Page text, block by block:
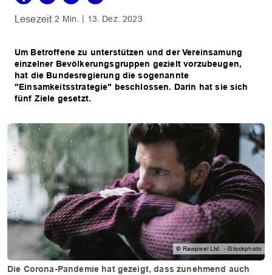
2 Min. 13. Dez. 2023
Um Betroffene zu unterstützen und der Vereinsamung
einzelner Bevölkerungsgruppen gezielt vorzubeugen,
hat die Bundesregierung die sogenannte
"Einsamkeitsstrategie" beschlossen. Darin hat sie sich
fünf Ziele gesetzt.
© Rawpixel Ltd. - iStockphoto
Die Corona-Pandemie hat gezeigt, dass zunehmend auch